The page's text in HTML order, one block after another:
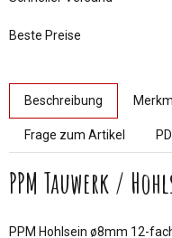
Beste Preise
Beschreibung
Frage zum Artikel
PPM Tauwerk /
PPM Hohlsein ø8mm 12-